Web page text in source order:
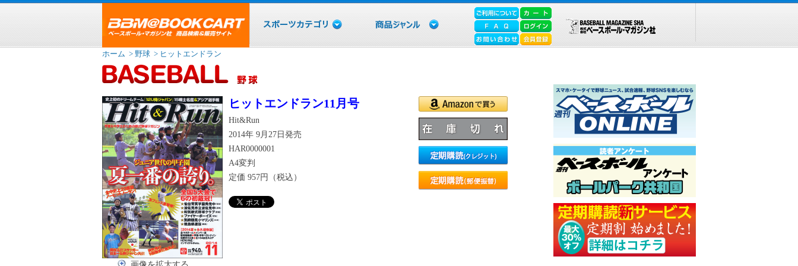
ホーム > 野球 > ヒットエンドラン
ヒットエンドラン11月号
Hit&Run
2014年 9月27日発売
HAR0000001
A4変判
定価 957円（税込）